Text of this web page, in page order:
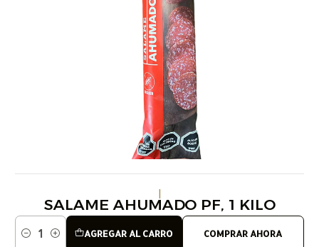
|
SALAME AHUMADO PF, 1 KILO
Cantidad
AGREGAR AL CARRO COMPRAR AHORA